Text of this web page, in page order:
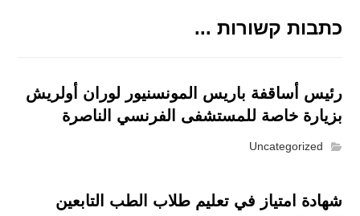
כתבות קשורות ...
رئيس أساقفة باريس المونسنيور لوران أولريش
بزيارة خاصة للمستشفى الفرنسي الناصرة
Uncategorized
شهادة امتياز في تعليم طلاب الطب التابعين